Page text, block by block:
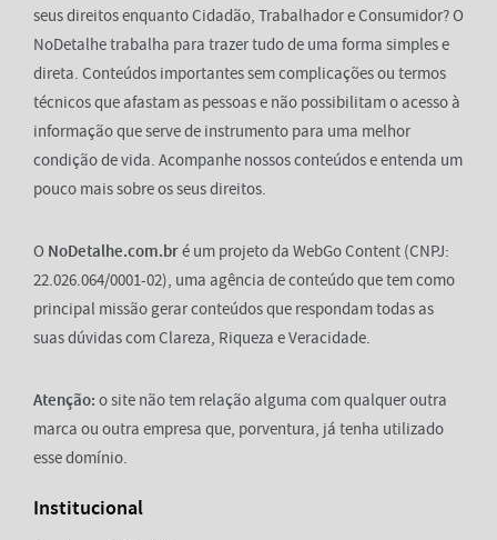
seus direitos enquanto Cidadão, Trabalhador e Consumidor? O
NoDetalhe trabalha para trazer tudo de uma forma simples e
direta. Conteúdos importantes sem complicações ou termos
técnicos que afastam as pessoas e não possibilitam o acesso à
informação que serve de instrumento para uma melhor
condição de vida. Acompanhe nossos conteúdos e entenda um
pouco mais sobre os seus direitos.
O NoDetalhe.com.bré um projeto da WebGo Content (CNPJ:
22.026.064/0001-02), uma agência de conteúdo que tem como
principal missão gerar conteúdos que respondam todas as
suas dúvidas com Clareza, Riqueza e Veracidade.
Atenção: o site não tem relação alguma com qualquer outra
marca ou outra empresa que, porventura, já tenha utilizado
esse domínio.
Institucional